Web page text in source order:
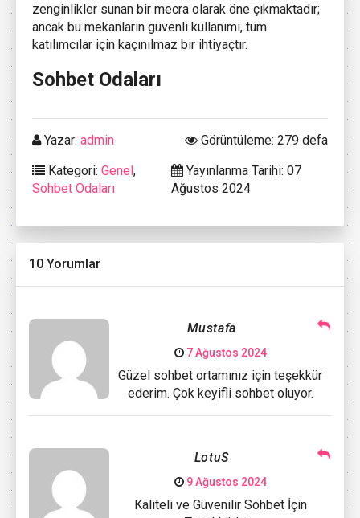
zenginlikler sunan bir mecra olarak öne çıkmaktadır;
ancak bu mekanların güvenli kullanımı, tüm
katılımcılar için kaçınılmaz bir ihtiyaçtır.
Sohbet Odaları
Yazar: admin
Görüntüleme: 279 defa
Kategori: Genel,
Sohbet Odaları
Yayınlanma Tarihi: 07
Ağustos 2024
10 Yorumlar
Mustafa
7 Ağustos 2024
Güzel sohbet ortamınız için teşekkür
ederim. Çok keyifli sohbet oluyor.
LotuS
9 Ağustos 2024
Kaliteli ve Güvenilir Sohbet İçin